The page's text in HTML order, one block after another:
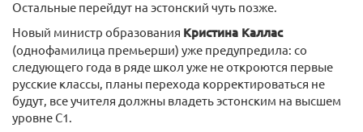
Остальные перейдут на эстонский чуть позже.
Новый министр образования Кристина Каллас
(однофамилица премьерши) уже предупредила: со
следующего года в ряде школ уже не откроются первые
русские классы, планы перехода корректироваться не
будут, все учителя должны владеть эстонским на высшем
уровне С1.